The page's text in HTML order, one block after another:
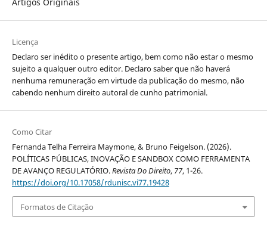
Licença
Declaro ser inédito o presente artigo, bem como não estar o mesmo
sujeito a qualquer outro editor. Declaro saber que não haverá
nenhuma remuneração em virtude da publicação do mesmo, não
cabendo nenhum direito autoral de cunho patrimonial.
Como Citar
Fernanda Telha Ferreira Maymone, & Bruno Feigelson. (2026).
POLÍTICAS PÚBLICAS, INOVAÇÃO E SANDBOX COMO FERRAMENTA
DE AVANÇO REGULATÓRIO.Revista Do Direito, 77, 1-26.
https://doi.org/10.17058/rdunisc.vi77.19428
Formatos de Citação